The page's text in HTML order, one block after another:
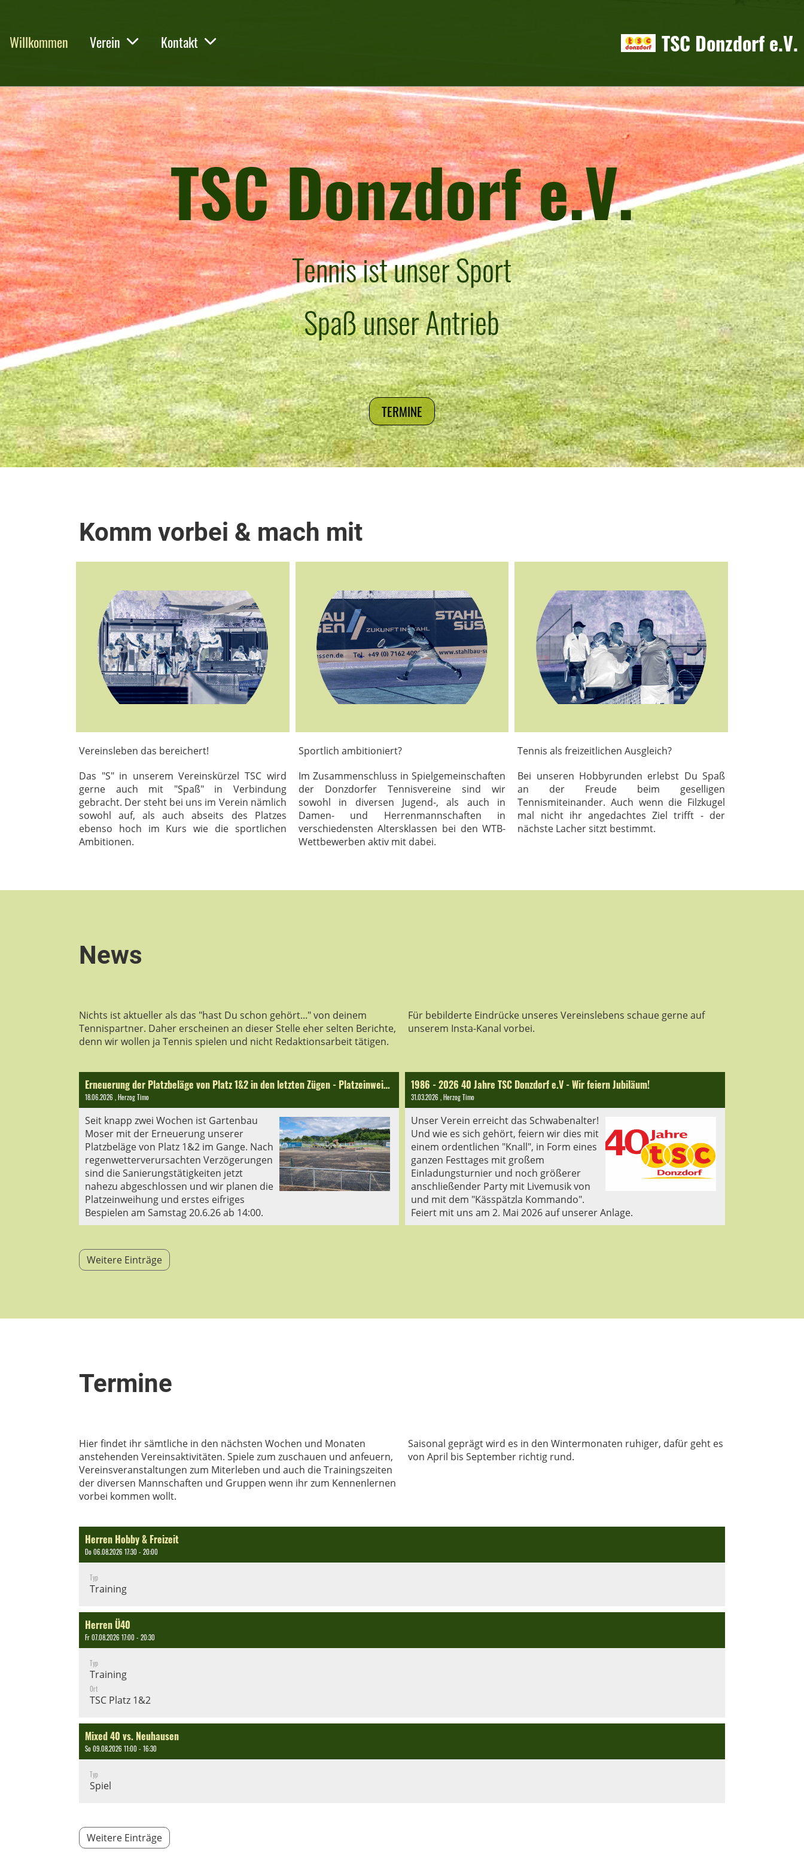
Willkommen Verein Kontakt TSC Donzdorf e.V.
TSC Donzdorf e.V.
Tennis ist unser Sport
Spaß unser Antrieb
TERMINE
Komm vorbei & mach mit
Vereinsleben das bereichert!
Das "S" in unserem Vereinskürzel TSC wird
gerne auch mit "Spaß" in Verbindung
gebracht. Der steht bei uns im Verein nämlich
sowohl auf, als auch abseits des Platzes
ebenso hoch im Kurs wie die sportlichen
Ambitionen.
Sportlich ambitioniert?
Im Zusammenschluss in Spielgemeinschaften
der Donzdorfer Tennisvereine sind wir
sowohl in diversen Jugend-, als auch in
Damen- und Herrenmannschaften in
verschiedensten Altersklassen bei den WTB-
Wettbewerben aktiv mit dabei.
Tennis als freizeitlichen Ausgleich?
Bei unseren Hobbyrunden erlebst Du Spaß
an der Freude beim geselligen
Tennismiteinander. Auch wenn die Filzkugel
mal nicht ihr angedachtes Ziel trifft - der
nächste Lacher sitzt bestimmt.
News
Nichts ist aktueller als das "hast Du schon gehört..." von deinem
Tennispartner. Daher erscheinen an dieser Stelle eher selten Berichte,
denn wir wollen ja Tennis spielen und nicht Redaktionsarbeit tätigen.
Für bebilderte Eindrücke unseres Vereinslebens schaue gerne auf
unserem Insta-Kanal vorbei.
Erneuerung der Platzbeläge von Platz 1&2 in den letzten Zügen - Platzeinweihung Samstag 20.06.26 ab 14:00!
18.06.2026 , Herzog Timo
Seit knapp zwei Wochen ist Gartenbau
Moser mit der Erneuerung unserer
Platzbeläge von Platz 1&2 im Gange. Nach
regenwetterverursachten Verzögerungen
sind die Sanierungstätigkeiten jetzt
nahezu abgeschlossen und wir planen die
Platzeinweihung und erstes eifriges
Bespielen am Samstag 20.6.26 ab 14:00.
1986 - 2026 40 Jahre TSC Donzdorf e.V - Wir feiern Jubiläum!
31.03.2026 , Herzog Timo
Unser Verein erreicht das Schwabenalter!
Und wie es sich gehört, feiern wir dies mit
einem ordentlichen "Knall", in Form eines
ganzen Festtages mit großem
Einladungsturnier und noch größerer
anschließender Party mit Livemusik von
und mit dem "Kässpätzla Kommando".
Feiert mit uns am 2. Mai 2026 auf unserer Anlage.
Weitere Einträge
Termine
Hier findet ihr sämtliche in den nächsten Wochen und Monaten
anstehenden Vereinsaktivitäten. Spiele zum zuschauen und anfeuern,
Vereinsveranstaltungen zum Miterleben und auch die Trainingszeiten
der diversen Mannschaften und Gruppen wenn ihr zum Kennenlernen
vorbei kommen wollt.
Saisonal geprägt wird es in den Wintermonaten ruhiger, dafür geht es
von April bis September richtig rund.
Herren Hobby & Freizeit
Do 06.08.2026 17:30 - 20:00
Typ
Training
Herren Ü40
Fr 07.08.2026 17:00 - 20:30
Typ
Training
Ort
TSC Platz 1&2
Mixed 40 vs. Neuhausen
So 09.08.2026 11:00 - 16:30
Typ
Spiel
Weitere Einträge